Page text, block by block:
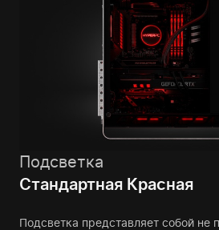
Подсветка
Стандартная Красная
Подсветка представляет собой не